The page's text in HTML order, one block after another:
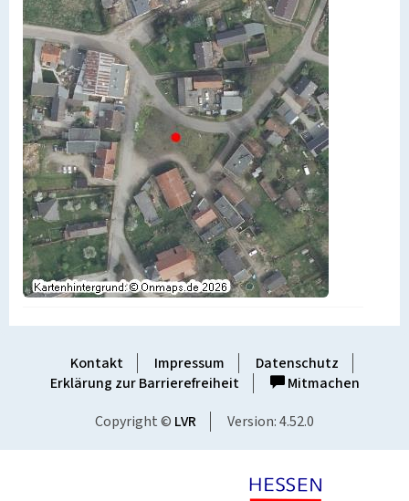
Kontakt Impressum
Datenschutz
Erklärung zur Barrierefreiheit
Mitmachen
Copyright © LVR Version: 4.52.0